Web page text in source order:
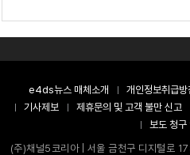
e4ds뉴스 매체소개 개인정보취급방
기사제보
제휴문의 및 고객 불만 신고
보도 청구
(주)채널5코리아 | 서울 금천구 디지털로